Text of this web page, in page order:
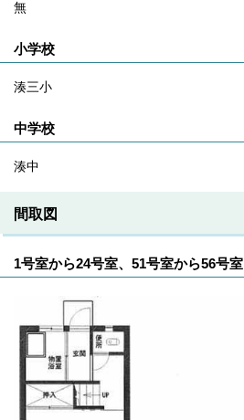
無
小学校
湊三小
中学校
湊中
間取図
1号室から24号室、51号室から56号室